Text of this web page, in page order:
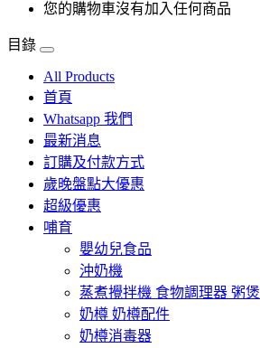
您的購物車沒有加入任何商品
目錄
All Products
首頁
Whatsapp 我們
最新消息
訂購及付款方式
歲晚盤點大優惠
超級優惠
哺育
嬰幼兒食品
沖奶機
蒸煮攪拌機 食物調理器 粥煲
奶樽 奶樽配件
奶樽消毒器